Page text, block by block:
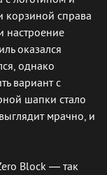
корзиной справа
настроение
оказался
однако
вариант с
шапки стало
мрачно, и
Block — так